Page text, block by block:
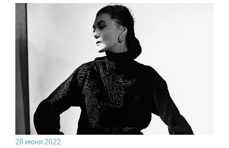
28 июня 2022